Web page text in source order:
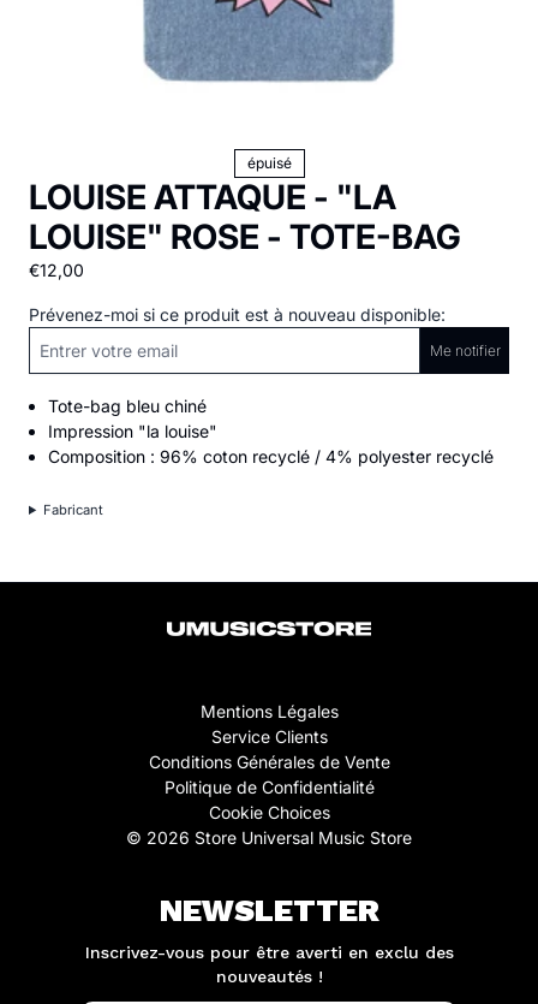
épuisé
LOUISE ATTAQUE - "LA
LOUISE" ROSE - TOTE-BAG
€12,00
Prévenez-moi si ce produit est à nouveau disponible:
Me notifier
Tote-bag bleu chiné
Impression "la louise"
Composition : 96% coton recyclé / 4% polyester recyclé
Fabricant
Mentions Légales
Service Clients
Conditions Générales de Vente
Politique de Confidentialité
Cookie Choices
© 2026 Store Universal Music Store